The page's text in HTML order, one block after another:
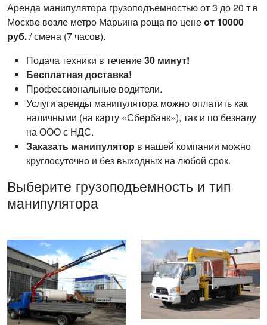
Аренда манипулятора грузоподъемностью от 3 до 20 т в
Москве возле метро Марьина роща по ценеот 10000
руб./ смена (7 часов).
Подача техники в течение30 минут!
Бесплатная доставка!
Профессиональные водители.
Услуги аренды манипулятора можно оплатить как
наличными (на карту «Сбербанк»), так и по безналу
на ООО с НДС.
Заказать манипулятор в нашей компании можно
круглосуточно и без выходных на любой срок.
Выберите грузоподъемность и тип
манипулятора